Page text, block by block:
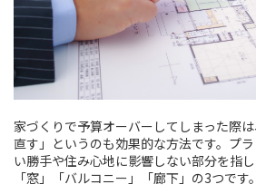
家づくりで予算オーバーしてしまった際
直す」というのも効果的な方法です。プ
い勝手や住み心地に影響しない部分を指し
「窓」「バルコニー」「廊下」の3つです。